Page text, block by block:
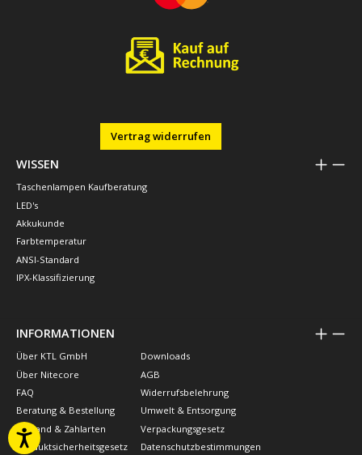
Vertrag widerrufen
WISSEN
Taschenlampen Kaufberatung
LED's
Akkukunde
Farbtemperatur
ANSI-Standard
IPX-Klassifizierung
INFORMATIONEN
Über KTL GmbH
Über Nitecore
FAQ
Beratung & Bestellung
Versand & Zahlarten
Produktsicherheitsgesetz
Downloads
AGB
Widerrufsbelehrung
Umwelt & Entsorgung
Verpackungsgesetz
Datenschutzbestimmungen